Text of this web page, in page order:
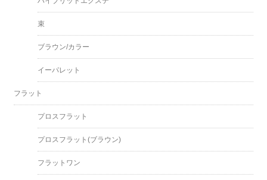
束
ブラウン/カラー
イーパレット
フラット
プロスフラット
プロスフラット(ブラウン)
フラットワン